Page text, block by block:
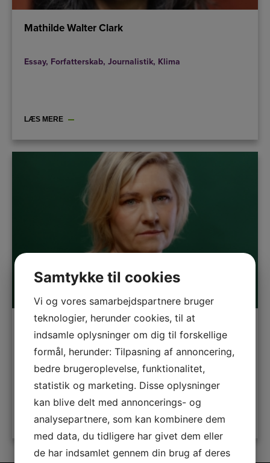
Mathilde Walter Clark
Essay, Forfatterskab, Journalistik, Klima
LÆS MERE
Stine Askov
Forfatterskab
LÆS MERE
Samtykke til cookies
Vi og vores samarbejdspartnere bruger
teknologier, herunder cookies, til at
indsamle oplysninger om dig til forskellige
formål, herunder: Tilpasning af annoncering,
bedre brugeroplevelse, funktionalitet,
statistik og marketing. Disse oplysninger
kan blive delt med annoncerings- og
analysepartnere, som kan kombinere dem
med data, du tidligere har givet dem eller
de har indsamlet gennem din brug af deres